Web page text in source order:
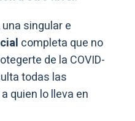
una singular e
completa que no
de la COVID-
todas las
quien lo lleva en